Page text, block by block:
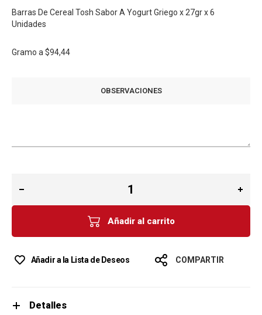
Barras De Cereal Tosh Sabor A Yogurt Griego x 27gr x 6
Unidades
Gramo a $94,44
OBSERVACIONES
Añadir al carrito
Añadir a la Lista de Deseos COMPARTIR
Detalles